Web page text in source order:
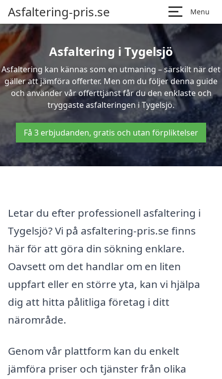
Asfaltering-pris.se Menu
Asfaltering i Tygelsjö
Asfaltering kan kännas som en utmaning – särskilt när det
gäller att jämföra offerter. Men om du följer denna guide
och använder vår offerttjänst får du den enklaste och
tryggaste asfalteringen i Tygelsjö.
Få 3 erbjudanden, gratis och utan förpliktelser
Letar du efter professionell asfaltering i
Tygelsjö? Vi på asfaltering-pris.se finns
här för att göra din sökning enklare.
Oavsett om det handlar om en liten
uppfart eller en större yta, kan vi hjälpa
dig att hitta pålitliga företag i ditt
närområde.
Genom vår plattform kan du enkelt
jämföra priser och tjänster från olika